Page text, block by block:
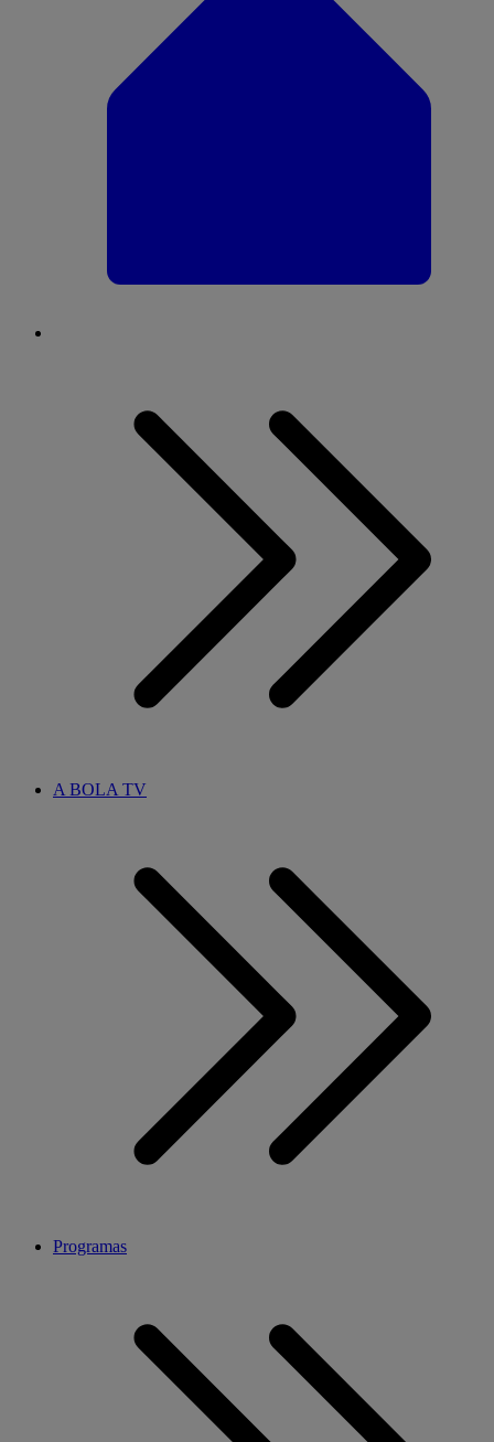
A BOLA TV
Programas